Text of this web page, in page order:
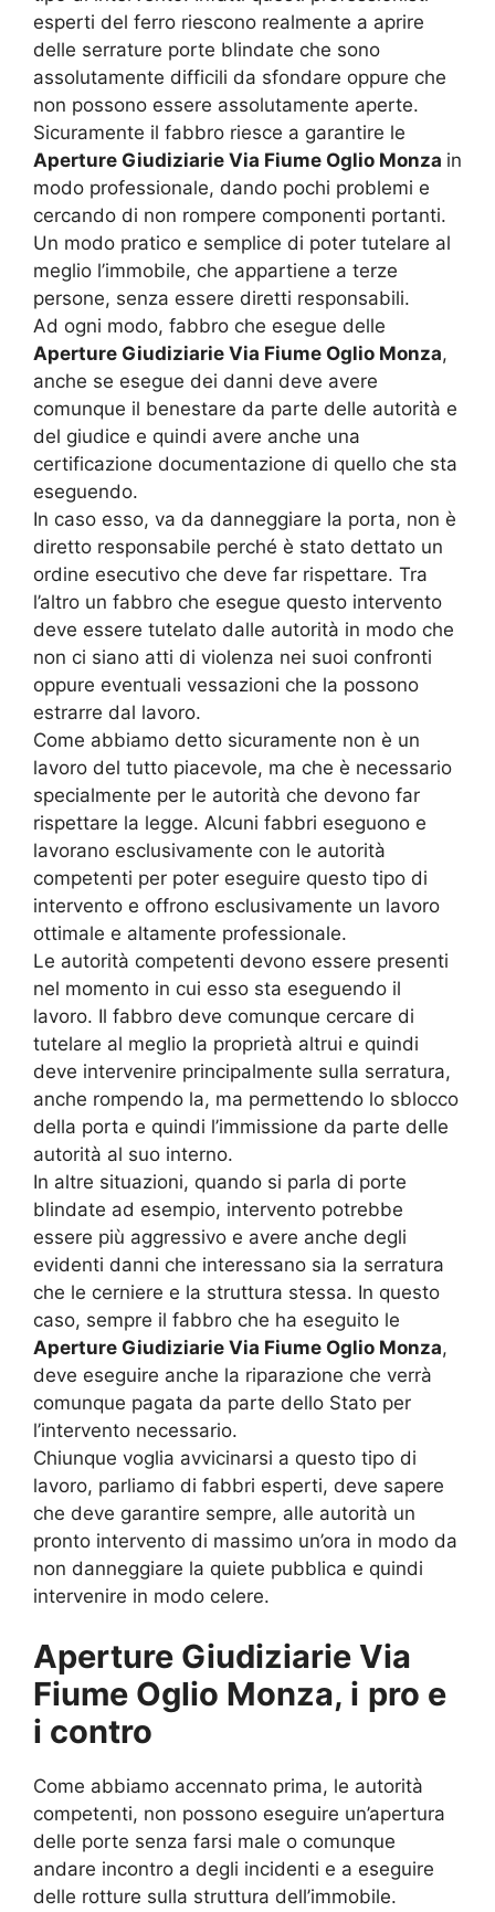
esperti del ferro riescono realmente a aprire
delle serrature porte blindate che sono
assolutamente difficili da sfondare oppure che
non possono essere assolutamente aperte.
Sicuramente il fabbro riesce a garantire le
Aperture Giudiziarie Via Fiume Oglio Monza in
modo professionale, dando pochi problemi e
cercando di non rompere componenti portanti.
Un modo pratico e semplice di poter tutelare al
meglio l’immobile, che appartiene a terze
persone, senza essere diretti responsabili.
Ad ogni modo, fabbro che esegue delle
Aperture Giudiziarie Via Fiume Oglio Monza,
anche se esegue dei danni deve avere
comunque il benestare da parte delle autorità e
del giudice e quindi avere anche una
certificazione documentazione di quello che sta
eseguendo.
In caso esso, va da danneggiare la porta, non è
diretto responsabile perché è stato dettato un
ordine esecutivo che deve far rispettare. Tra
l’altro un fabbro che esegue questo intervento
deve essere tutelato dalle autorità in modo che
non ci siano atti di violenza nei suoi confronti
oppure eventuali vessazioni che la possono
estrarre dal lavoro.
Come abbiamo detto sicuramente non è un
lavoro del tutto piacevole, ma che è necessario
specialmente per le autorità che devono far
rispettare la legge. Alcuni fabbri eseguono e
lavorano esclusivamente con le autorità
competenti per poter eseguire questo tipo di
intervento e offrono esclusivamente un lavoro
ottimale e altamente professionale.
Le autorità competenti devono essere presenti
nel momento in cui esso sta eseguendo il
lavoro. Il fabbro deve comunque cercare di
tutelare al meglio la proprietà altrui e quindi
deve intervenire principalmente sulla serratura,
anche rompendo la, ma permettendo lo sblocco
della porta e quindi l’immissione da parte delle
autorità al suo interno.
In altre situazioni, quando si parla di porte
blindate ad esempio, intervento potrebbe
essere più aggressivo e avere anche degli
evidenti danni che interessano sia la serratura
che le cerniere e la struttura stessa. In questo
caso, sempre il fabbro che ha eseguito le
Aperture Giudiziarie Via Fiume Oglio Monza,
deve eseguire anche la riparazione che verrà
comunque pagata da parte dello Stato per
l’intervento necessario.
Chiunque voglia avvicinarsi a questo tipo di
lavoro, parliamo di fabbri esperti, deve sapere
che deve garantire sempre, alle autorità un
pronto intervento di massimo un’ora in modo da
non danneggiare la quiete pubblica e quindi
intervenire in modo celere.
Aperture Giudiziarie Via
Fiume Oglio Monza, i pro e
i contro
Come abbiamo accennato prima, le autorità
competenti, non possono eseguire un’apertura
delle porte senza farsi male o comunque
andare incontro a degli incidenti e a eseguire
delle rotture sulla struttura dell’immobile.